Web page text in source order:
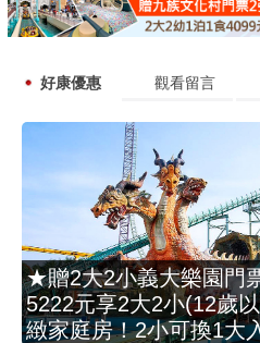
好康優惠 觀看留言
★贈2大2小義大樂園門
5222元享2大2小(12歲
緻家庭房！2小可換1大